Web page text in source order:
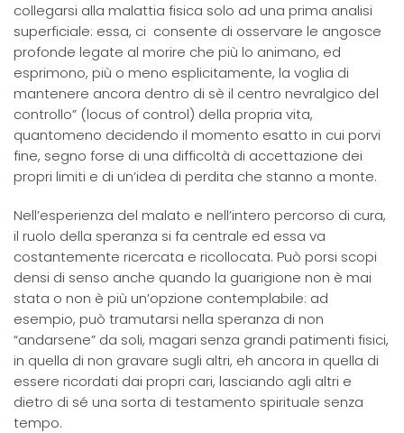
collegarsi alla malattia fisica solo ad una prima analisi
superficiale: essa, ci consente di osservare le angosce
profonde legate al morire che più lo animano, ed
esprimono, più o meno esplicitamente, la voglia di
mantenere ancora dentro di sè il centro nevralgico del
controllo” (locus of control) della propria vita,
quantomeno decidendo il momento esatto in cui porvi
fine, segno forse di una difficoltà di accettazione dei
propri limiti e di un’idea di perdita che stanno a monte.
Nell’esperienza del malato e nell’intero percorso di cura,
il ruolo della speranza si fa centrale ed essa va
costantemente ricercata e ricollocata. Può porsi scopi
densi di senso anche quando la guarigione non è mai
stata o non è più un’opzione contemplabile: ad
esempio, può tramutarsi nella speranza di non
“andarsene” da soli, magari senza grandi patimenti fisici,
in quella di non gravare sugli altri, eh ancora in quella di
essere ricordati dai propri cari, lasciando agli altri e
dietro di sé una sorta di testamento spirituale senza
tempo.